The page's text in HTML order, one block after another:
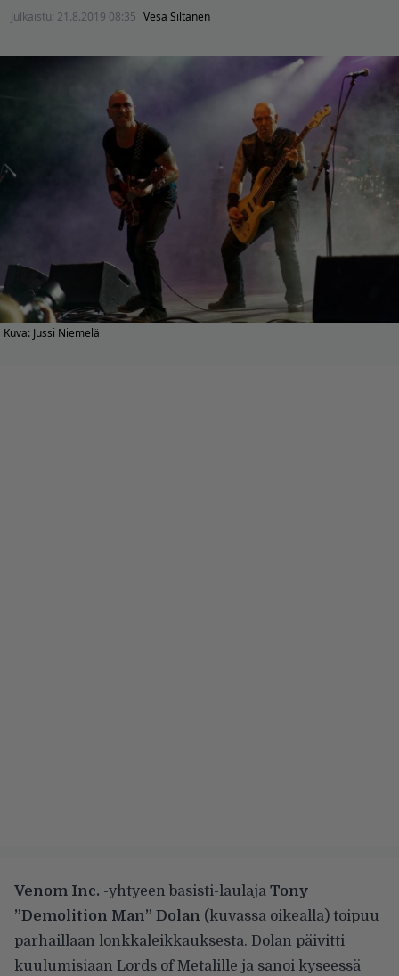
Julkaistu: 21.8.2019 08:35 Vesa Siltanen
Kuva: Jussi Niemelä
Venom Inc. -yhtyeen basisti-laulaja Tony
”Demolition Man” Dolan (kuvassa oikealla) toipuu
parhaillaan lonkkaleikkauksesta. Dolan päivitti
kuulumisiaan Lords of Metalille ja sanoi kyseessä